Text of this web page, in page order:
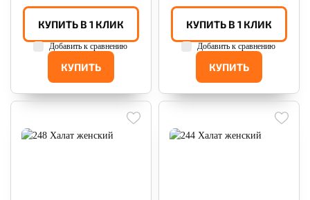
КУПИТЬ
КУПИТЬ В 1 КЛИК
Добавить к сравнению
КУПИТЬ
КУПИТЬ В 1 КЛИК
Добавить к сравнению